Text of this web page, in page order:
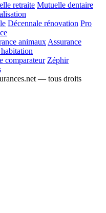
retraite Mutuelle dentaire
Décennale rénovation Pro
animauxAssurance
comparateur Zéphir
— tous droits